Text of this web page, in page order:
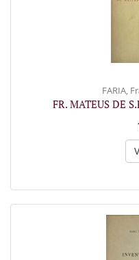
FARIA,
FR. MATEUS DE